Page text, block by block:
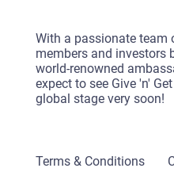
With a passionate team
members and investors
world-renowned
expect to see Give 'n'
global stage very soon!
Terms & Conditions